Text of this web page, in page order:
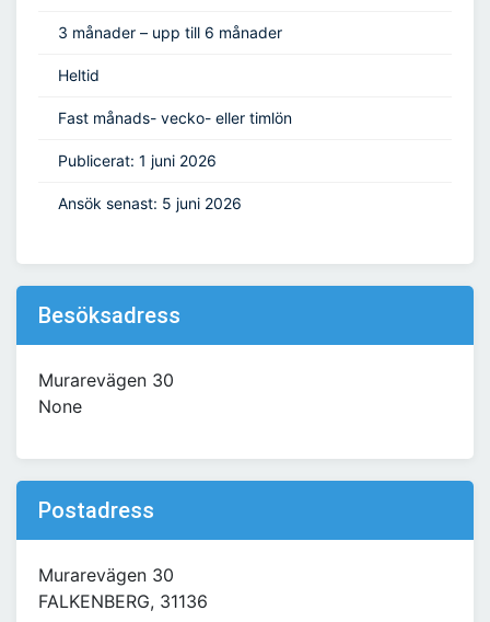
3 månader – upp till 6 månader
Heltid
Fast månads- vecko- eller timlön
Publicerat: 1 juni 2026
Ansök senast: 5 juni 2026
Besöksadress
Murarevägen 30
None
Postadress
Murarevägen 30
FALKENBERG, 31136